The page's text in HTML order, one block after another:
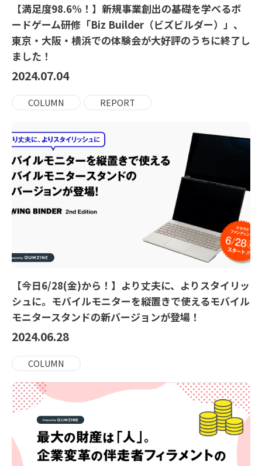
【満足度98.6%！】新規事業創出の基礎を学べるボ
ードゲーム研修「Biz Builder（ビズビルダー）」、
東京・大阪・横浜での体験会が大好評のうちに終了し
ました！
2024.07.04
COLUMN REPORT
【今日6/28(金)から！】より丈夫に、よりスタイリッ
シュに。モバイルモニターを縦置きで使えるモバイル
モニタースタンドの新バージョンが登場！
2024.06.28
COLUMN